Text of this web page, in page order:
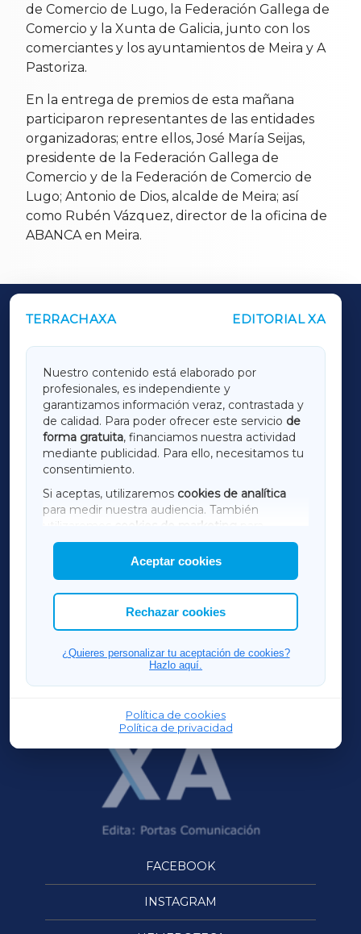
de Comercio de Lugo, la Federación Gallega de
Comercio y la Xunta de Galicia, junto con los
comerciantes y los ayuntamientos de Meira y A
Pastoriza.
En la entrega de premios de esta mañana
participaron representantes de las entidades
organizadoras; entre ellos, José María Seijas,
presidente de la Federación Gallega de
Comercio y de la Federación de Comercio de
Lugo; Antonio de Dios, alcalde de Meira; así
como Rubén Vázquez, director de la oficina de
ABANCA en Meira.
TERRACHAXA EDITORIAL XA
Nuestro contenido está elaborado por
profesionales, es independiente y
garantizamos información veraz, contrastada y
de calidad. Para poder ofrecer este servicio de
forma gratuita, financiamos nuestra actividad
mediante publicidad. Para ello, necesitamos tu
consentimiento.
Si aceptas, utilizaremos cookies de analítica
para medir nuestra audiencia. También
utilizaremos
cookies de marketing
mostrar publicidad de terceros.
Asimismo, puedes personalizar la elección de
las cookies que deseas permitir.
Aceptar cookies
Rechazar cookies
¿Quieres personalizar tu aceptación de cookies?
Hazlo aquí.
Política de cookies
Política de privacidad
OUTROS PERIÓDICOS
LUGOXA
TERRACHAXA
AMARIÑAXA
RIBEIRASACRAXA
ACORUÑAXA
FERROLXA
OURENSEXA
FACEBOOK
INSTAGRAM